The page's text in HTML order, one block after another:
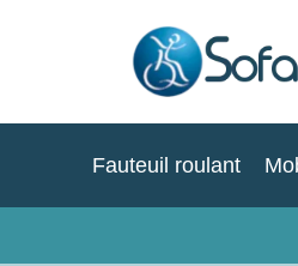
Fauteuil roulant